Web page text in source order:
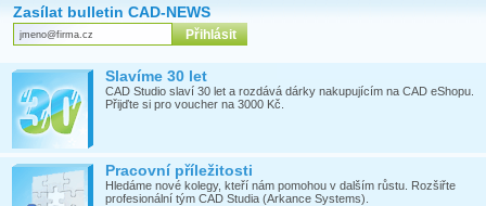
Zasílat bulletin CAD-NEWS
Slavíme 30 let
CAD Studio slaví 30 let a rozdává dárky nakupujícím na CAD eShopu.
Přijďte si pro voucher na 3000 Kč.
Pracovní příležitosti
Hledáme nové kolegy, kteří nám pomohou v dalším růstu. Rozšiřte
profesionální tým CAD Studia (Arkance Systems).